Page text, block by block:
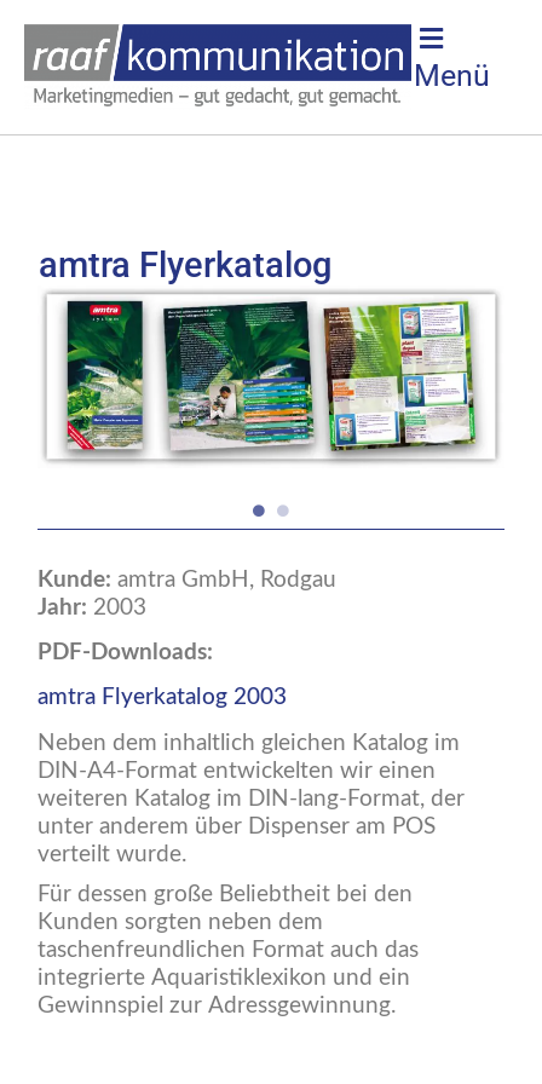
Menü
amtra Flyerkatalog
Neben dem inhaltlich gleichen Katalog im
DIN-A4-Format entwickelten wir einen
weiteren Katalog im DIN-lang-Format, der
unter anderem über Dispenser am POS
verteilt wurde.
Für dessen große Beliebtheit bei den
Kunden sorgten neben dem
taschenfreundlichen Format auch das
integrierte Aquaristiklexikon und ein
Gewinnspiel zur Adressgewinnung.
Kunde: amtra GmbH, Rodgau
Jahr: 2003
PDF-Downloads:
amtra Flyerkatalog 2003